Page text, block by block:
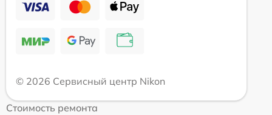
© 2026 Сервисный центр Nikon
Стоимость ремонта